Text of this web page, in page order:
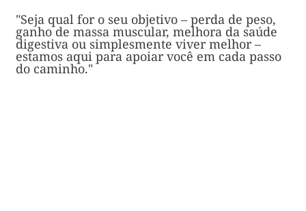
"Seja qual for o seu objetivo – perda de peso,
ganho de massa muscular, melhora da saúde
digestiva ou simplesmente viver melhor –
estamos aqui para apoiar você em cada passo
do caminho."